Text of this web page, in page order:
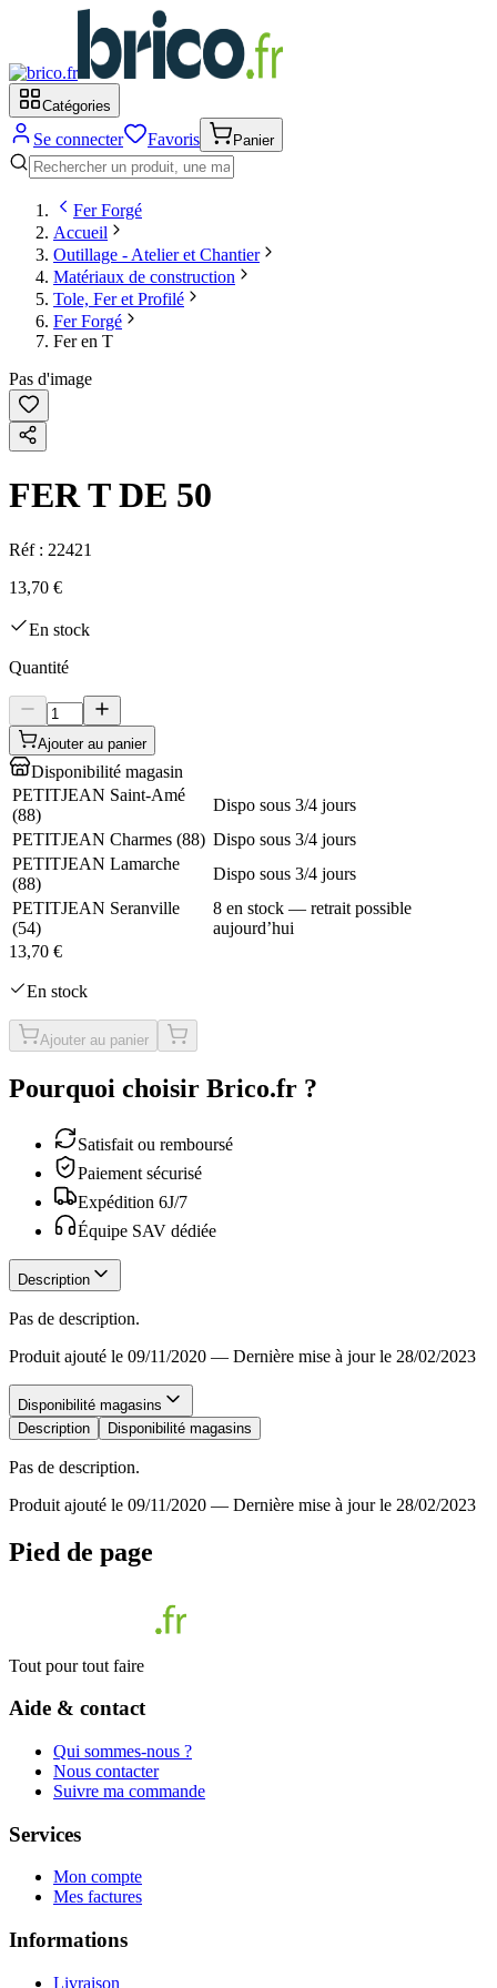
Catégories
Se connecter Favoris Panier
Fer Forgé
Accueil
Outillage - Atelier et Chantier
Matériaux de construction
Tole, Fer et Profilé
Fer Forgé
Fer en T
Pas d'image
FER T DE 50
Réf : 22421
13,70 €
En stock
Quantité
Ajouter au panier
Disponibilité magasin
PETITJEAN Saint-Amé
(88)
Dispo sous 3/4 jours
PETITJEAN Charmes (88) Dispo sous 3/4 jours
PETITJEAN Lamarche
(88)
Dispo sous 3/4 jours
PETITJEAN Seranville
(54)
8 en stock — retrait possible
aujourd’hui
13,70 €
En stock
Ajouter au panier
Pourquoi choisir Brico.fr ?
Satisfait ou remboursé
Paiement sécurisé
Expédition 6J/7
Équipe SAV dédiée
Description
Pas de description.
Produit ajouté le 09/11/2020 — Dernière mise à jour le 28/02/2023
Disponibilité magasins
Description
Disponibilité magasins
Pas de description.
Produit ajouté le 09/11/2020 — Dernière mise à jour le 28/02/2023
Pied de page
Tout pour tout faire
Aide & contact
Qui sommes-nous ?
Nous contacter
Suivre ma commande
Services
Mon compte
Mes factures
Informations
Livraison